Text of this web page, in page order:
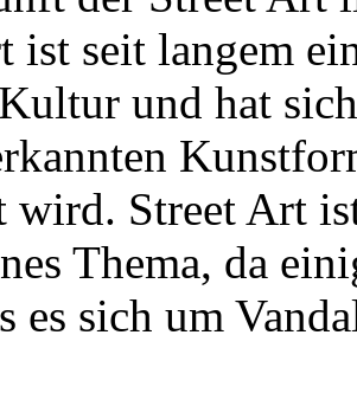
ist seit langem
und hat
wird. Street Art
Thema, da
es sich um